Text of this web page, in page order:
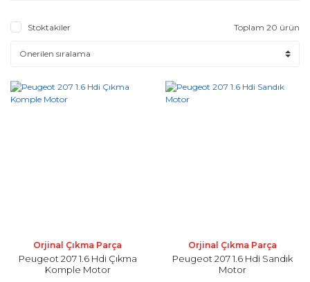
Stoktakiler Toplam 20 ürün
Orjinal Çıkma Parça
Peugeot 207 1.6 Hdi Çıkma
Komple Motor
Orjinal Çıkma Parça
Peugeot 207 1.6 Hdi Sandık
Motor